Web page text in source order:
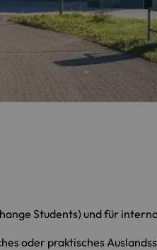
Students) und für
oder praktisches